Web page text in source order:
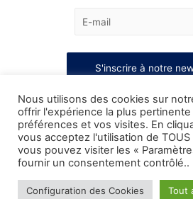
Nous utilisons des cookies sur
offrir l'expérience la plus
préférences et vos visites. En
vous acceptez l'utilisation de
vous pouvez visiter les «
fournir un consentement contrôlé..
Configuration des Cookies Tout